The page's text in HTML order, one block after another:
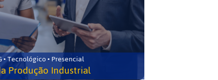
• Tecnológico • Presencial
Produção Industrial